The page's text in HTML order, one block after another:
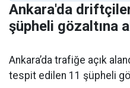
Ankara'da
şüpheli gözaltına
Ankara’da trafiğe açık
tespit edilen 11 şüpheli